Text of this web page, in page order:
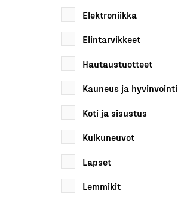
Elektroniikka
Elintarvikkeet
Hautaustuotteet
Kauneus ja hyvinvointi
Koti ja sisustus
Kulkuneuvot
Lapset
Lemmikit